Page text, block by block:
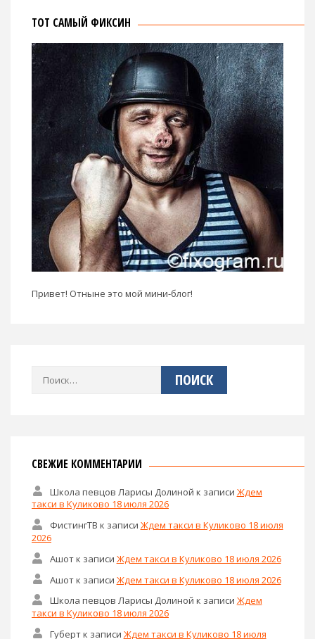
ТОТ САМЫЙ ФИКСИН
Привет! Отныне это мой мини-блог!
Найти:
СВЕЖИЕ КОММЕНТАРИИ
Школа певцов Ларисы Долиной к записи Ждем
такси в Куликово 18 июля 2026
ФистингТВ к записи Ждем такси в Куликово 18 июля
2026
Ашотк записи Ждем такси в Куликово 18 июля 2026
Ашотк записи Ждем такси в Куликово 18 июля 2026
Школа певцов Ларисы Долиной к записи Ждем
такси в Куликово 18 июля 2026
Губертк записи Ждем такси в Куликово 18 июля